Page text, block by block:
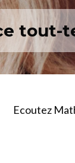
tout-
Ecoutez